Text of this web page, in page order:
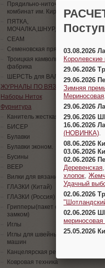
Прядильно-ниточный
комбинат им. Кирова
ПЯТКА,
МОЧАЛКА,ШНУР,ПАЙЕТКИ
СЕАМ
Семеновская пряжа
Троицкая камвольная
фабрика
ШЕРСТЬ для ВАЛЯНИЯ
ЖУРНАЛЫ ПО ВЯЗАНИЮ
Наборы Ниток
Фурнитура
Канитель жесткая
БИСЕР
Булавки
Булавки эконом.
Бусины
ВЕЕР
Вилки для вязания
ГЛАЗКИ (Китай)
ГЛАЗКИ (Россия)
Грипперы(пакет с
замком)
Иглы
Иглы для швейных
машин
Канцелярская резинка
Ковровая техника
03.08.2026
Королевские
29.06.2026
29.06.2026
Зимняя
Мериносовая
29.06.2026
29.06.2026
16.06.2026
(НОВИНКА)
08.06.2026
03.06.2026
02.06.2026
Деревенская
хлопок
Удачный
02.06.2026
02.06.2026
25.05.2026